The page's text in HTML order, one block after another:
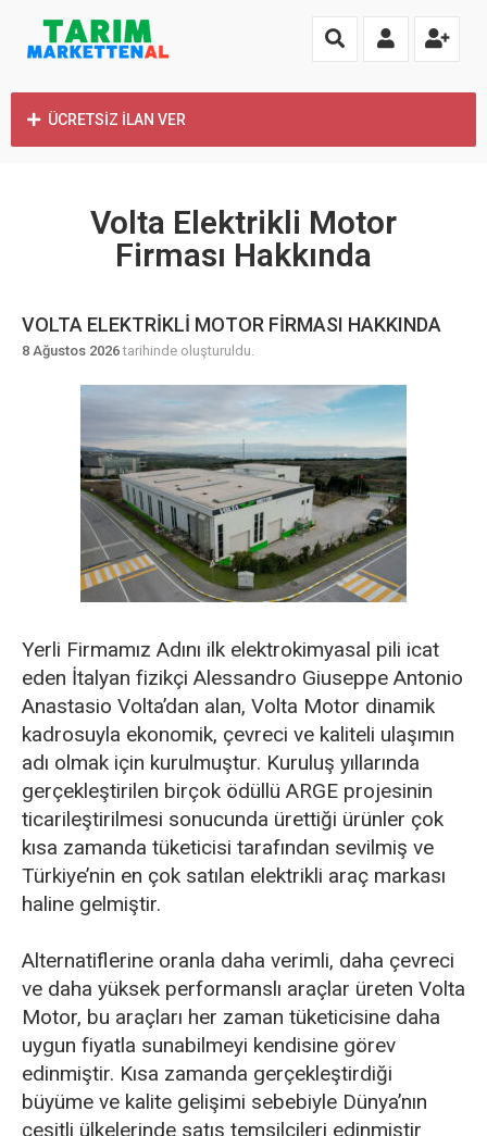
ÜCRETSİZ İLAN VER
Volta Elektrikli Motor
Firması Hakkında
VOLTA ELEKTRIKLI MOTOR FIRMASI HAKKINDA
8 Ağustos 2026tarihinde oluşturuldu.
Yerli Firmamız Adını ilk elektrokimyasal pili icat
eden İtalyan fizikçi Alessandro Giuseppe Antonio
Anastasio Volta’dan alan, Volta Motor dinamik
kadrosuyla ekonomik, çevreci ve kaliteli ulaşımın
adı olmak için kurulmuştur. Kuruluş yıllarında
gerçekleştirilen birçok ödüllü ARGE projesinin
ticarileştirilmesi sonucunda ürettiği ürünler çok
kısa zamanda tüketicisi tarafından sevilmiş ve
Türkiye’nin en çok satılan elektrikli araç markası
haline gelmiştir.
Alternatiflerine oranla daha verimli, daha çevreci
ve daha yüksek performanslı araçlar üreten Volta
Motor, bu araçları her zaman tüketicisine daha
uygun fiyatla sunabilmeyi kendisine görev
edinmiştir. Kısa zamanda gerçekleştirdiği
büyüme ve kalite gelişimi sebebiyle Dünya’nın
çeşitli ülkelerinde satış temsilcileri edinmiştir